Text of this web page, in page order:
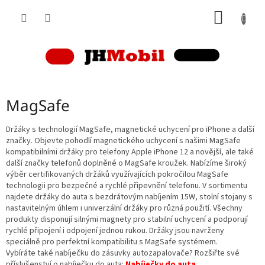
MagSafe
Držáky s technologií MagSafe, magnetické uchycení pro iPhone a další
značky. Objevte pohodlí magnetického uchycení s našimi MagSafe
kompatibilními držáky pro telefony Apple iPhone 12 a novější, ale také
další značky telefonů doplněné o MagSafe kroužek. Nabízíme široký
výběr certifikovaných držáků využívajících pokročilou MagSafe
technologii pro bezpečné a rychlé připevnění telefonu. V sortimentu
najdete držáky do auta s bezdrátovým nabíjením 15W, stolní stojany s
nastavitelným úhlem i univerzální držáky pro různá použití. Všechny
produkty disponují silnými magnety pro stabilní uchycení a podporují
rychlé připojení i odpojení jednou rukou. Držáky jsou navrženy
speciálně pro perfektní kompatibilitu s MagSafe systémem.
Vybíráte také nabíječku do zásuvky autozapalovače? Rozšiřte své